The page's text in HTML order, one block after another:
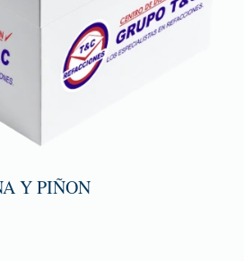
Y PIÑON